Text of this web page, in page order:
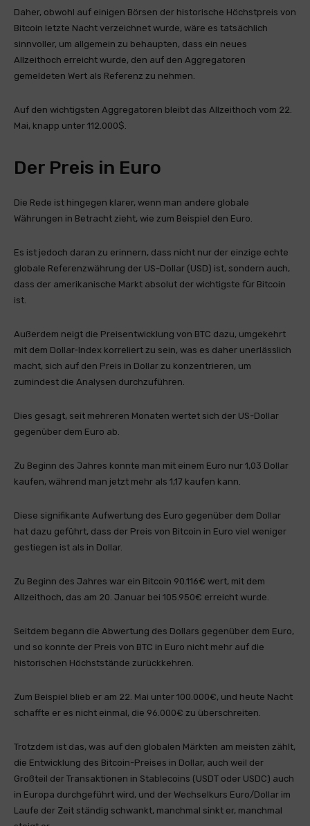
Daher, obwohl auf einigen Börsen der historische Höchstpreis von
Bitcoin letzte Nacht verzeichnet wurde, wäre es tatsächlich
sinnvoller, um allgemein zu behaupten, dass ein neues
Allzeithoch erreicht wurde, den auf den Aggregatoren
gemeldeten Wert als Referenz zu nehmen.
Auf den wichtigsten Aggregatoren bleibt das Allzeithoch vom 22.
Mai, knapp unter 112.000$.
Der Preis in Euro
Die Rede ist hingegen klarer, wenn man andere globale
Währungen in Betracht zieht, wie zum Beispiel den Euro.
Es ist jedoch daran zu erinnern, dass nicht nur der einzige echte
globale Referenzwährung der US-Dollar (USD) ist, sondern auch,
dass der amerikanische Markt absolut der wichtigste für Bitcoin
ist.
Außerdem neigt die Preisentwicklung von BTC dazu, umgekehrt
mit dem Dollar-Index korreliert zu sein, was es daher unerlässlich
macht, sich auf den Preis in Dollar zu konzentrieren, um
zumindest die Analysen durchzuführen.
Dies gesagt, seit mehreren Monaten wertet sich der US-Dollar
gegenüber dem Euro ab.
Zu Beginn des Jahres konnte man mit einem Euro nur 1,03 Dollar
kaufen, während man jetzt mehr als 1,17 kaufen kann.
Diese signifikante Aufwertung des Euro gegenüber dem Dollar
hat dazu geführt, dass der Preis von Bitcoin in Euro viel weniger
gestiegen ist als in Dollar.
Zu Beginn des Jahres war ein Bitcoin 90.116€ wert, mit dem
Allzeithoch, das am 20. Januar bei 105.950€ erreicht wurde.
Seitdem begann die Abwertung des Dollars gegenüber dem Euro,
und so konnte der Preis von BTC in Euro nicht mehr auf die
historischen Höchststände zurückkehren.
Zum Beispiel blieb er am 22. Mai unter 100.000€, und heute Nacht
schaffte er es nicht einmal, die 96.000€ zu überschreiten.
Trotzdem ist das, was auf den globalen Märkten am meisten zählt,
die Entwicklung des Bitcoin-Preises in Dollar, auch weil der
Großteil der Transaktionen in Stablecoins (USDT oder USDC) auch
in Europa durchgeführt wird, und der Wechselkurs Euro/Dollar im
Laufe der Zeit ständig schwankt, manchmal sinkt er, manchmal